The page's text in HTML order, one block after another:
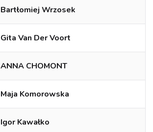
Bartłomiej Wrzosek
Gita Van Der Voort
ANNA CHOMONT
Maja Komorowska
Igor Kawałko